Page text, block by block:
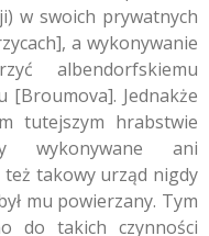
w swoich prywatnych
a wykonywanie
albendorfskiemu
Jednakże
tutejszym hrabstwie
wykonywane ani
takowy urząd nigdy
mu powierzany. Tym
do takich czynności